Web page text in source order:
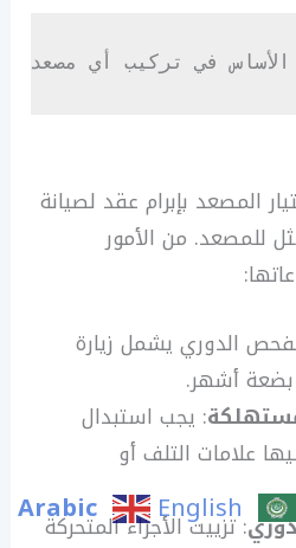
في تركيب أي مصعد
المصعد بإبرام عقد لصيانة
للمصعد. من الأمور
الدوري يشمل زيارة
أشهر.
: يجب استبدال
علامات التلف أو
: تزييت الأجزاء المتحركة
Arabic English